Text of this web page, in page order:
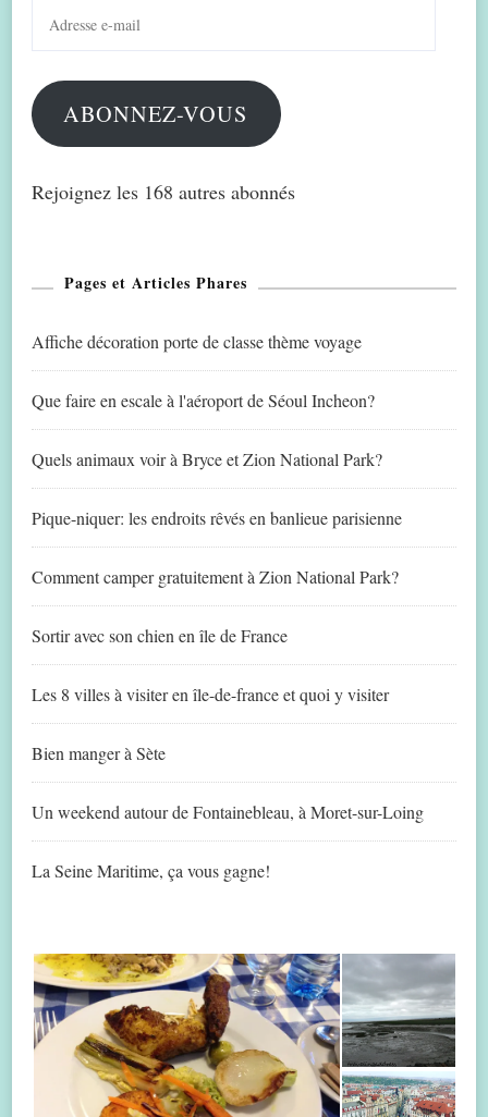
mail
ABONNEZ-VOUS
Rejoignez les 168 autres abonnés
Pages et Articles Phares
Affiche décoration porte de classe thème voyage
Que faire en escale à l'aéroport de Séoul Incheon?
Quels animaux voir à Bryce et Zion National Park?
Pique-niquer: les endroits rêvés en banlieue parisienne
Comment camper gratuitement à Zion National Park?
Sortir avec son chien en île de France
Les 8 villes à visiter en île-de-france et quoi y visiter
Bien manger à Sète
Un weekend autour de Fontainebleau, à Moret-sur-Loing
La Seine Maritime, ça vous gagne!